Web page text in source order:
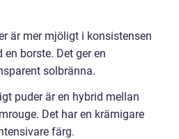
är mer mjöligt i konsistensen
borste. Det ger en
solbränna.
puder är en hybrid mellan
Det har en krämigare
färg.